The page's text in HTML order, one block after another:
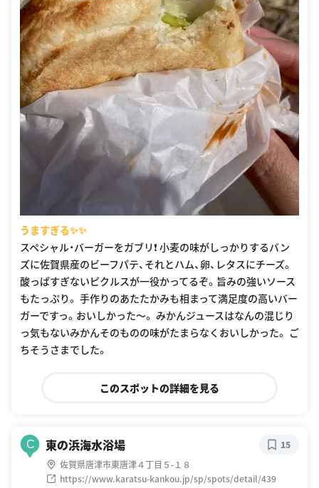
うますぎる✨✨
スペシャル・バーガーをガブリ❗️ 小麦の味がしっかりするバン
ズに佐賀県産のビーフパテ、それとハム、卵、レタスにチーズ。
酸っぱすぎないピクルスが一役かってるぞ。旨みの強いソース
もたっぷり。 手作りのあたたかみも相まって満足度の高いバー
ガーですっ。おいしかった〜。 みかんジュースはなんの混じり
っ気もないみかんそのものの味がたまらなくおいしかった。 ご
ちそうさまでした。
このスポットの詳細を見る
C 東の浜海水浴場
佐賀県唐津市東唐津４丁目５-１８
https://www.karatsu-kankou.jp/sp/spots/detail/439
15